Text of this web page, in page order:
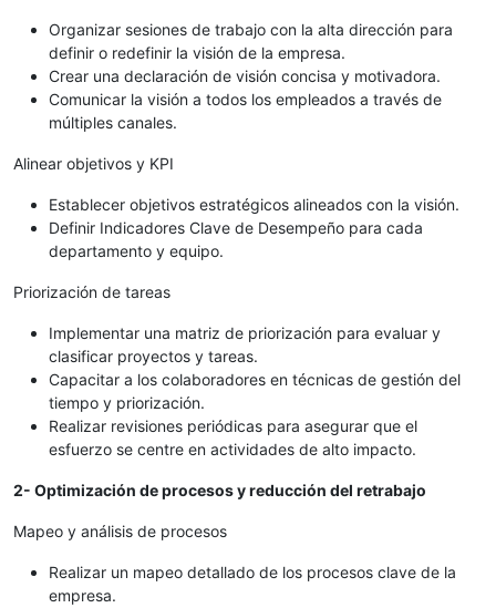
Organizar sesiones de trabajo con la alta dirección para
definir o redefinir la visión de la empresa.
Crear una declaración de visión concisa y motivadora.
Comunicar la visión a todos los empleados a través de
múltiples canales.
Alinear objetivos y KPI
Establecer objetivos estratégicos alineados con la visión.
Definir Indicadores Clave de Desempeño para cada
departamento y equipo.
Priorización de tareas
Implementar una matriz de priorización para evaluar y
clasificar proyectos y tareas.
Capacitar a los colaboradores en técnicas de gestión del
tiempo y priorización.
Realizar revisiones periódicas para asegurar que el
esfuerzo se centre en actividades de alto impacto.
2- Optimización de procesos y reducción del retrabajo
Mapeo y análisis de procesos
Realizar un mapeo detallado de los procesos clave de la
empresa.